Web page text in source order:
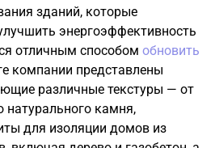
зданий, которые
энергоэффективность
отличным способомобновить
компании представлены
различные текстуры — от
натурального камня,
для изоляции домов из